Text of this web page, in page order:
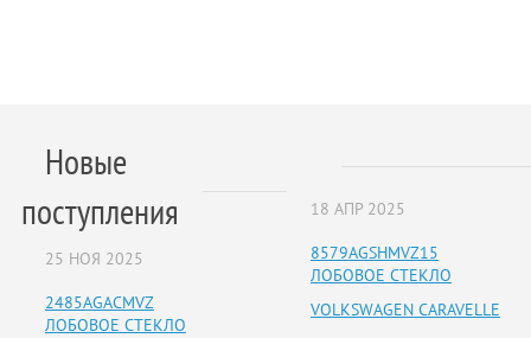
Новые
поступления
25 НОЯ 2025
2485AGACMVZ
ЛОБОВОЕ СТЕКЛО
18 АПР 2025
8579AGSHMVZ15
ЛОБОВОЕ СТЕКЛО
VOLKSWAGEN CARAVELLE